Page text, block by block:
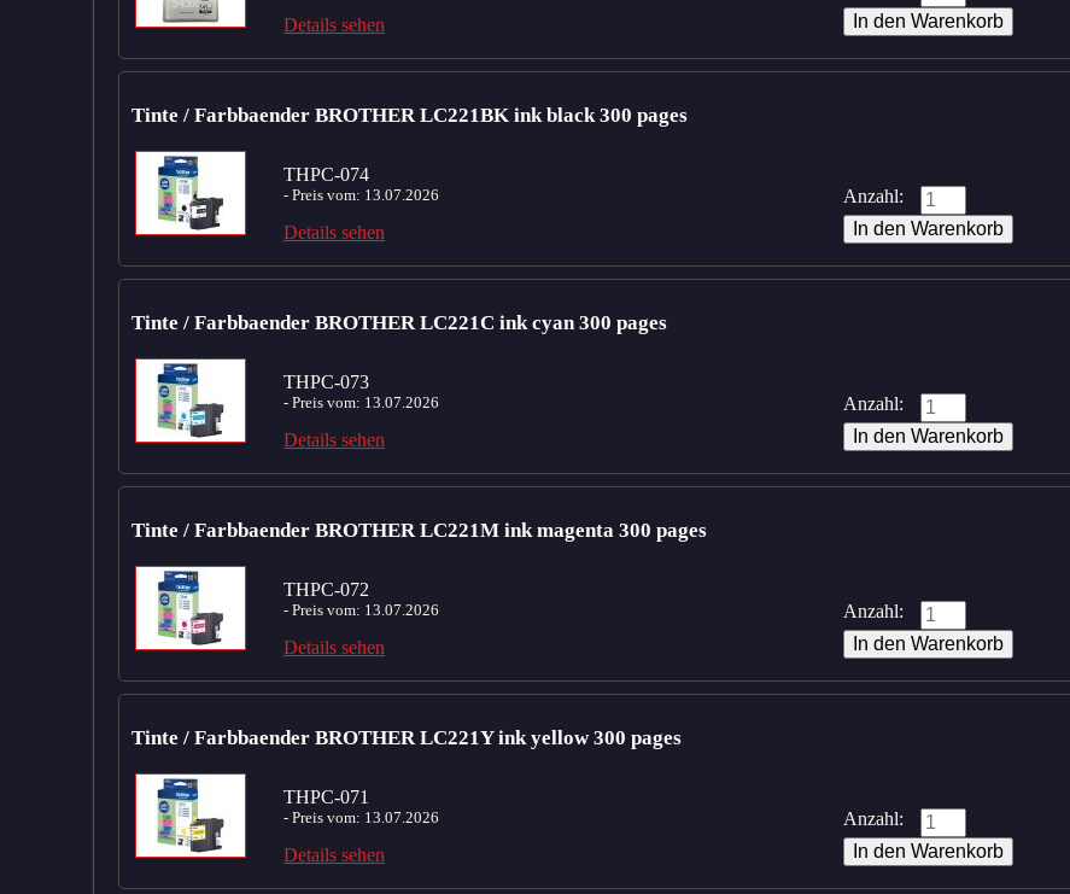
Details sehen
Tinte / Farbbaender BROTHER LC221BK ink black 300 pages
THPC-074
- Preis vom: 13.07.2026
Details sehen
Anzahl:
Tinte / Farbbaender BROTHER LC221C ink cyan 300 pages
THPC-073
- Preis vom: 13.07.2026
Details sehen
Anzahl:
Tinte / Farbbaender BROTHER LC221M ink magenta 300 pages
THPC-072
- Preis vom: 13.07.2026
Details sehen
Anzahl:
Tinte / Farbbaender BROTHER LC221Y ink yellow 300 pages
THPC-071
- Preis vom: 13.07.2026
Details sehen
Anzahl: